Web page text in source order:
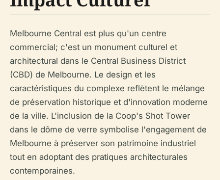
Melbourne Central est plus qu'un centre
commercial; c'est un monument culturel et
architectural dans le Central Business District
(CBD) de Melbourne. Le design et les
caractéristiques du complexe reflètent le mélange
de préservation historique et d'innovation moderne
de la ville. L'inclusion de la Coop's Shot Tower
dans le dôme de verre symbolise l'engagement de
Melbourne à préserver son patrimoine industriel
tout en adoptant des pratiques architecturales
contemporaines.